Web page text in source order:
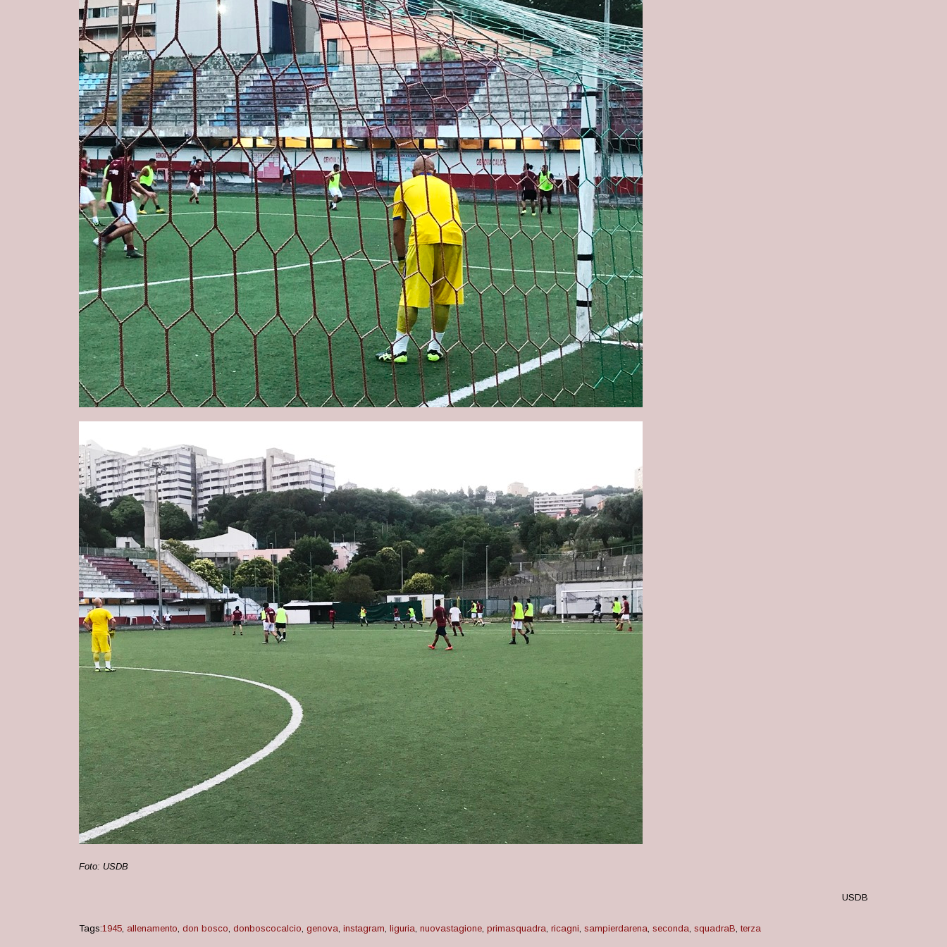
Foto: USDB
USDB
Tags:1945, allenamento, don bosco, donboscocalcio, genova, instagram, liguria, nuovastagione, primasquadra, ricagni, sampierdarena, seconda, squadraB, terza